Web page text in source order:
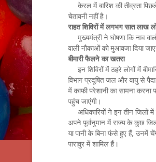
केरल में बारिश की तीव्रता
चेतावनी नहीं है।
राहत शिविरों में लगभग सात लाख
मुख्यमंत्री ने घोषणा कि नाव
वाली नौकाओं को मुआवजा दिया
बीमारी फैलने का खतरा
इन शिविरों में ठहरे लोगों में
विभाग प्रदूषित जल और वायु से
में काफी परेशानी का सामना करना
पहुंच जाएंगी।
अधिकारियों ने इन तीन जिलों में
अपने पूर्वानुमान में राज्य के कुछ
या पानी के बिना फंसे हुए हैं, उनमें
पारावुर में शामिल हैं।